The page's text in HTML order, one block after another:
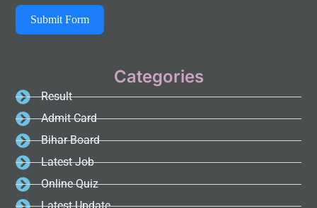
Submit Form
Categories
Result
Admit Card
Bihar Board
Latest Job
Online Quiz